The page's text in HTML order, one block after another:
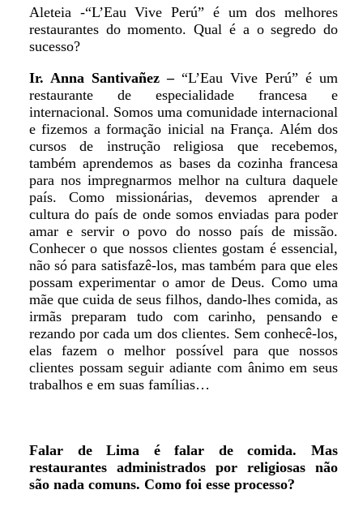
Aleteia -“L’Eau Vive Perú” é um dos melhores
restaurantes do momento. Qual é a o segredo do
sucesso?
Ir. Anna Santivañez –“L’Eau Vive Perú” é um
restaurante de especialidade francesa e
internacional. Somos uma comunidade internacional
e fizemos a formação inicial na França. Além dos
cursos de instrução religiosa que recebemos,
também aprendemos as bases da cozinha francesa
para nos impregnarmos melhor na cultura daquele
país. Como missionárias, devemos aprender a
cultura do país de onde somos enviadas para poder
amar e servir o povo do nosso país de missão.
Conhecer o que nossos clientes gostam é essencial,
não só para satisfazê-los, mas também para que eles
possam experimentar o amor de Deus. Como uma
mãe que cuida de seus filhos, dando-lhes comida, as
irmãs preparam tudo com carinho, pensando e
rezando por cada um dos clientes. Sem conhecê-los,
elas fazem o melhor possível para que nossos
clientes possam seguir adiante com ânimo em seus
trabalhos e em suas famílias…
Falar de Lima é falar de comida. Mas
restaurantes administrados por religiosas não
são nada comuns. Como foi esse processo?